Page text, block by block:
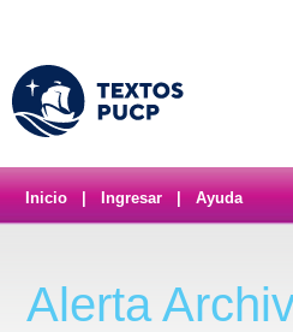
Inicio Ingresar Ayuda
Alerta